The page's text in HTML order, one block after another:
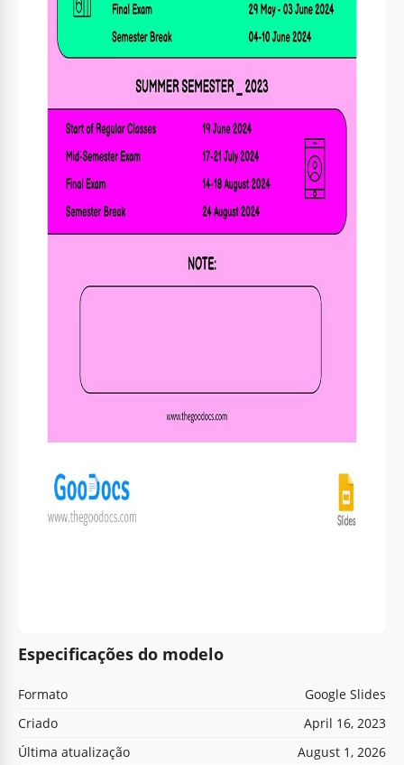
Especificações do modelo
Formato
Google Slides
Criado
April 16, 2023
Última atualização
August 1, 2026